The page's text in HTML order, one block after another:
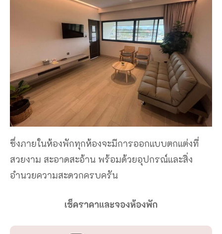
ซึ่งภายในห้องพักทุกห้องจะมีการออกแบบตกแต่งที่
สวยงาม สะอาดสะอ้าน พร้อมด้วยอุปกรณ์และสิ่ง
อำนวยความสะดวกครบครัน
เช็คราคาและจองห้องพัก